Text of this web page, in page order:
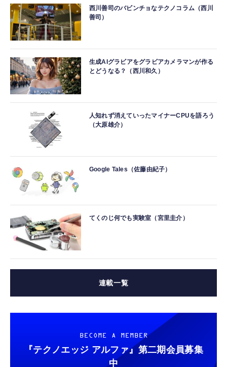
西川善司のバビンチョなテクノコラム（西川
善司）
生成AIグラビアをグラビアカメラマンが作る
とどうなる？（西川和久）
人知れず消えていったマイナーCPUを語ろう
（大原雄介）
Google Tales（佐藤由紀子）
てくのじ何でも実験室（宮里圭介）
連載一覧
BECOME A MEMBER
『テクノエッジ アルファ』 第二期会員募集
中